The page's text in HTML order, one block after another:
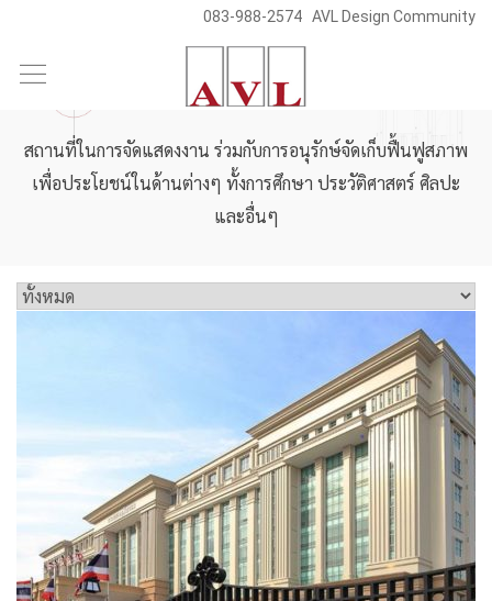
content
083-988-2574 AVL Design Community
พิพิธภัณฑ์และห้องจัดแสดง
สถานที่ในการจัดแสดงงาน ร่วมกับการอนุรักษ์จัดเก็บฟื้นฟูสภาพ
เพื่อประโยชน์ในด้านต่างๆ ทั้งการศึกษา ประวัติศาสตร์ ศิลปะ
และอื่นๆ